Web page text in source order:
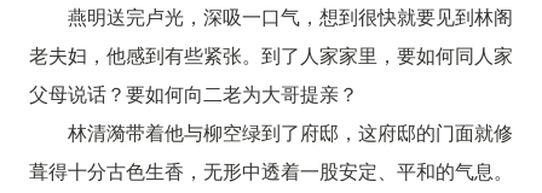
燕明送完卢光，深吸一口气，想到很快就要见到林阁
老夫妇，他感到有些紧张。到了人家家里，要如何同人家
父母说话？要如何向二老为大哥提亲？
林清漪带着他与柳空绿到了府邸，这府邸的门面就修
葺得十分古色生香，无形中透着一股安定、平和的气息。